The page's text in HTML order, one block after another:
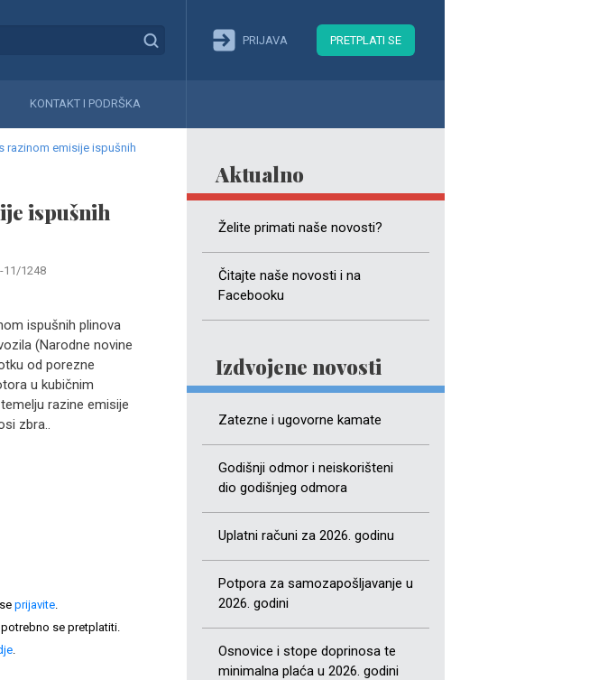
PRIJAVA PRETPLATI SE
KONTAKT I PODRŠKA
Aktualno
Želite primati naše novosti?
Čitajte naše novosti i na
Facebooku
Izdvojene novosti
Zatezne i ugovorne kamate
Godišnji odmor i neiskorišteni
dio godišnjeg odmora
Uplatni računi za 2026. godinu
Potpora za samozapošljavanje u
2026. godini
Osnovice i stope doprinosa te
minimalna plaća u 2026. godini
razinom emisije ispušnih
ispušnih
11/1248
ispušnih plinova
(Narodne novine
od porezne
u kubičnim
razine emisije
zbra..
prijavite.
se pretplatiti.
.